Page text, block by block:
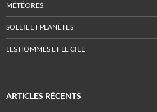
MÉTÉORES
SOLEIL ET PLANÈTES
LES HOMMES ET LE CIEL
ARTICLES RÉCENTS